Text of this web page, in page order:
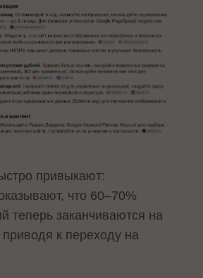
привыкают:
что 60–70%
теперь заканчиваются на
приводя к переходу на